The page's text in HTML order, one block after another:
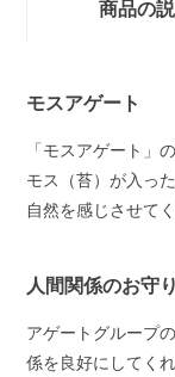
商品の
モスアゲート
「モスアゲート」
モス（苔）が入っ
自然を感じさせてく
人間関係のお守
アゲートグループ
係を良好にしてく